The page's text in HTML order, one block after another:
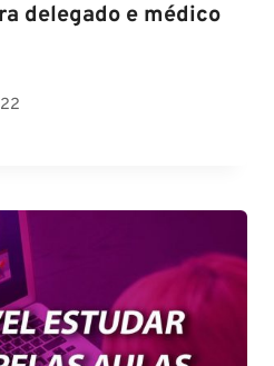
delegado e médico